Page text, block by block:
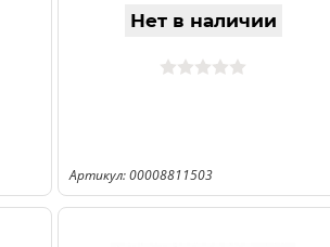
Нет в наличии
Артикул: 00008811503